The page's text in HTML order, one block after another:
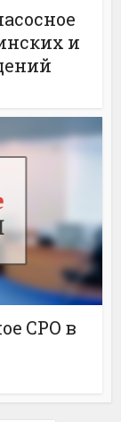
и
СРО в